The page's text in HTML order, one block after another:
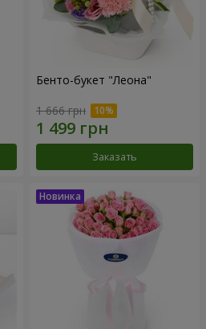
Бенто-букет "Леона"
1 666 грн
Заказать